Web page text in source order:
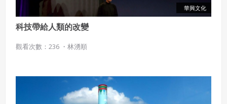
華興文化
科技帶給人類的改變
觀看次數：236 ・ 林湧順